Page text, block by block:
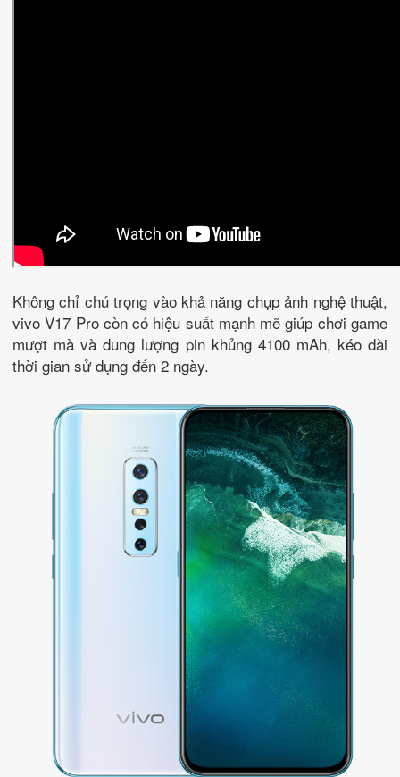
Không chỉ chú trọng vào khả năng chụp ảnh nghệ thuật,
vivo V17 Pro còn có hiệu suất mạnh mẽ giúp chơi game
mượt mà và dung lượng pin khủng 4100 mAh, kéo dài
thời gian sử dụng đến 2 ngày.